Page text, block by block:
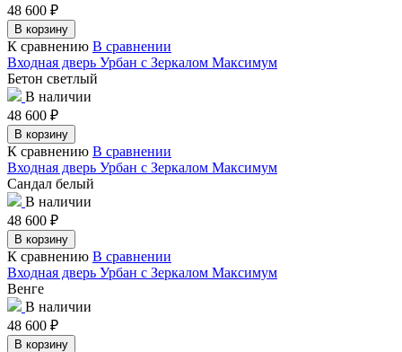
48 600 ₽
В корзину
К сравнению В сравнении
Входная дверь Урбан с Зеркалом Максимум
Бетон светлый
В наличии
48 600 ₽
В корзину
К сравнению В сравнении
Входная дверь Урбан с Зеркалом Максимум
Сандал белый
В наличии
48 600 ₽
В корзину
К сравнению В сравнении
Входная дверь Урбан с Зеркалом Максимум
Венге
В наличии
48 600 ₽
В корзину